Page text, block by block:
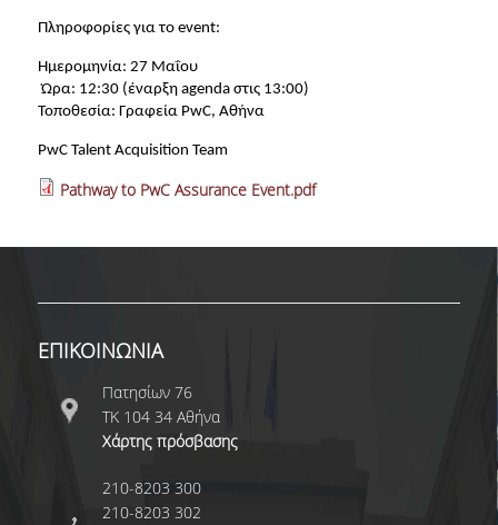
Ε.Τ.Ε.Π.
ΔΙΟΙΚΗΤΙΚΟ ΠΡΟΣΩΠΙΚΟ
ΠΡΟΠΤΥΧΙΑΚΕΣ
ΜΑΘΗΜΑΤΑ ΠΡΟΓΡΑΜΜΑΤΟΣ ΣΠΟΥΔΩΝ
Πληροφορίες για το event:
Ημερομηνία: 27 Μαΐου
Ώρα: 12:30 (έναρξη agenda στις 13:00)
Τοποθεσία: Γραφεία PwC, Αθήνα
PwC Talent Acquisition Team
Pathway to PwC Assurance Event.pdf
ΕΠΙΚΟΙΝΩΝΙΑ
Πατησίων 76
ΤΚ 104 34 Αθήνα
Χάρτης πρόσβασης
210-8203 300
210-8203 302